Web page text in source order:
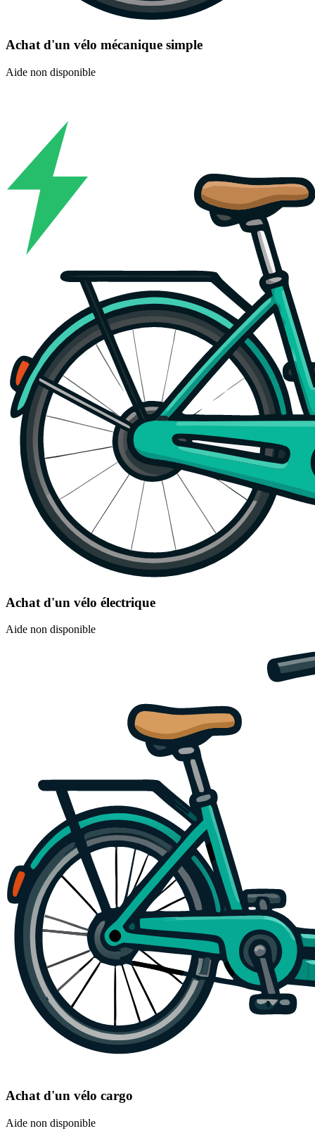
Achat d'un vélo mécanique simple
Aide non disponible
Achat d'un vélo électrique
Aide non disponible
Achat d'un vélo cargo
Aide non disponible